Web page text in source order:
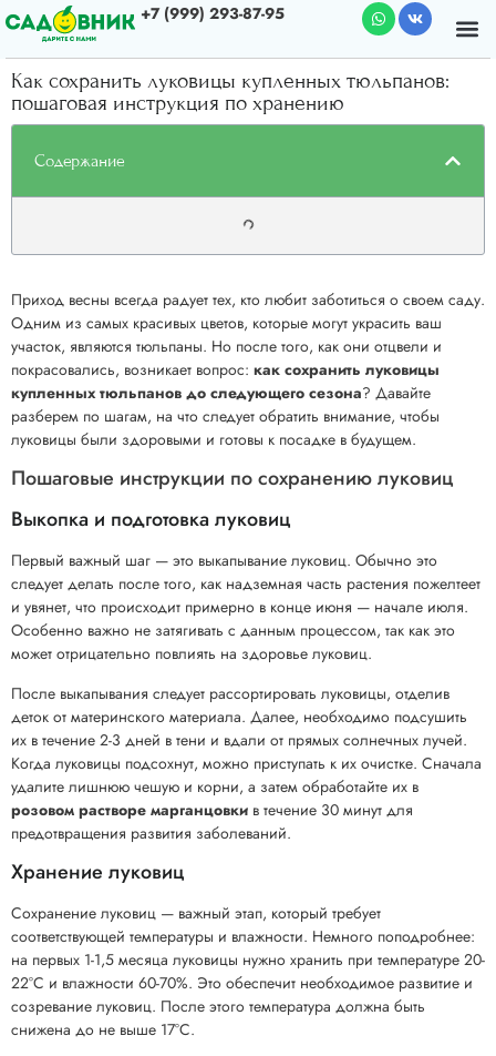
+7 (999) 293-87-95
Как сохранить луковицы купленных тюльпанов:
пошаговая инструкция по хранению
Содержание
Приход весны всегда радует тех, кто любит заботиться о своем саду.
Одним из самых красивых цветов, которые могут украсить ваш
участок, являются тюльпаны. Но после того, как они отцвели и
покрасовались, возникает вопрос: как сохранить луковицы
купленных тюльпанов до следующего сезона? Давайте
разберем по шагам, на что следует обратить внимание, чтобы
луковицы были здоровыми и готовы к посадке в будущем.
Пошаговые инструкции по сохранению луковиц
Выкопка и подготовка луковиц
Первый важный шаг — это выкапывание луковиц. Обычно это
следует делать после того, как надземная часть растения пожелтеет
и увянет, что происходит примерно в конце июня — начале июля.
Особенно важно не затягивать с данным процессом, так как это
может отрицательно повлиять на здоровье луковиц.
После выкапывания следует рассортировать луковицы, отделив
деток от материнского материала. Далее, необходимо подсушить
их в течение 2-3 дней в тени и вдали от прямых солнечных лучей.
Когда луковицы подсохнут, можно приступать к их очистке. Сначала
удалите лишнюю чешую и корни, а затем обработайте их в
розовом растворе марганцовки в течение 30 минут для
предотвращения развития заболеваний.
Хранение луковиц
Сохранение луковиц — важный этап, который требует
соответствующей температуры и влажности. Немного поподробнее:
на первых 1-1,5 месяца луковицы нужно хранить при температуре 20-
22°C и влажности 60-70%. Это обеспечит необходимое развитие и
созревание луковиц. После этого температура должна быть
снижена до не выше 17°C.